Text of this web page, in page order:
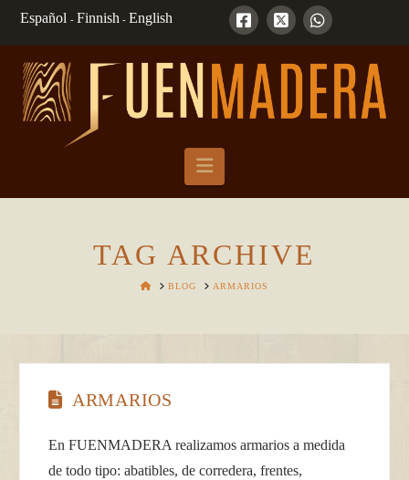
Español- Finnish - English
Navigation
TAG ARCHIVE
HOMEBLOG ARMARIOS
ARMARIOS
En FUENMADERA realizamos armarios a medida
de todo tipo: abatibles, de corredera, frentes,